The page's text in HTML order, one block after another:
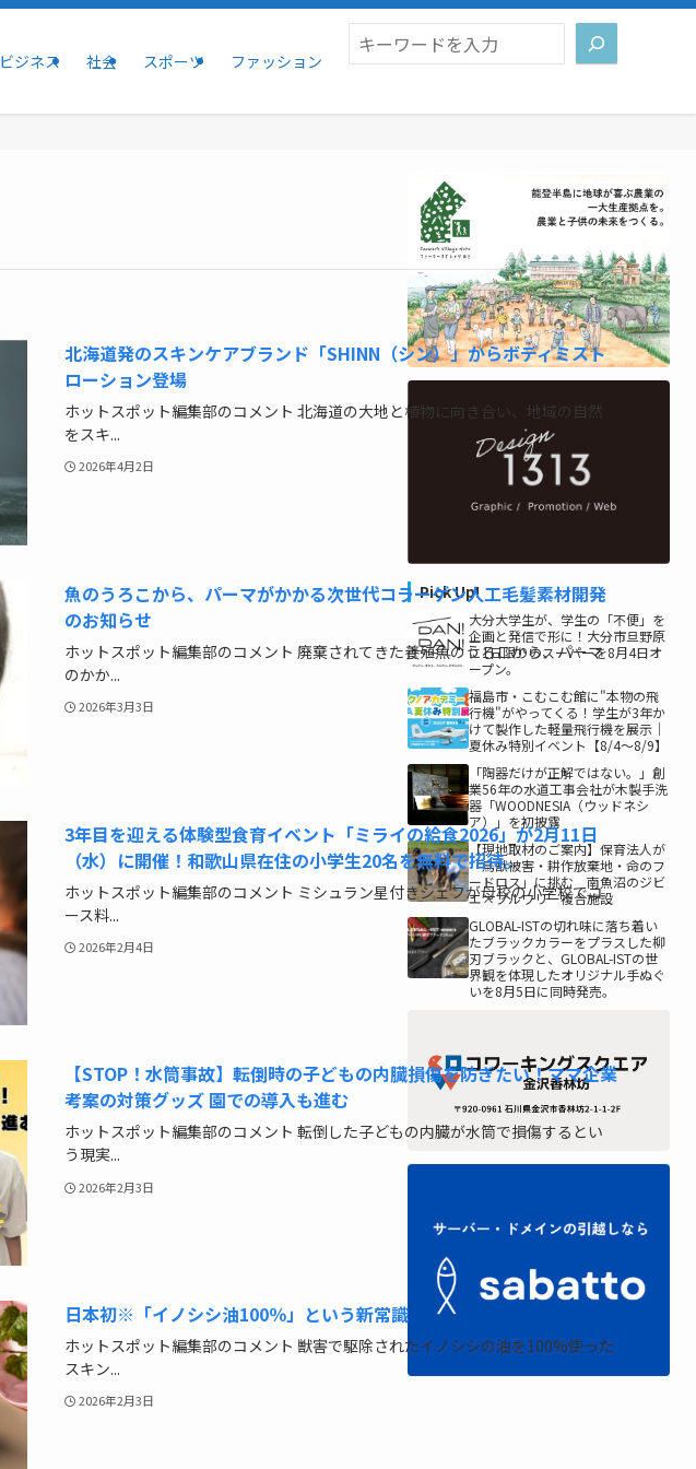
ビジネス 社会 スポーツ ファッション
検索
Pick Up!
大分大学生が、学生の「不便」を
企画と発信で形に！大分市旦野原
に1日限りのスーパーを8月4日オ
ープン。
福島市・こむこむ館に"本物の飛
行機"がやってくる！学生が3年か
けて製作した軽量飛行機を展示｜
夏休み特別イベント【8/4〜8/9】
「陶器だけが正解ではない。」創
業56年の水道工事会社が木製手洗
器「WOODNESIA（ウッドネシ
ア）」を初披露
【現地取材のご案内】保育法人が
「鳥獣被害・耕作放棄地・命のフ
ードロス」に挑む 南魚沼のジビ
エ×ブルワリー複合施設
GLOBAL-ISTの切れ味に落ち着い
たブラックカラーをプラスした柳
刃ブラックと、GLOBAL-ISTの世
界観を体現したオリジナル手ぬぐ
いを8月5日に同時発売。
北海道発のスキンケアブランド「SHINN（シン）」からボディミスト
ローション登場
ホットスポット編集部のコメント 北海道の大地と植物に向き合い、地域の自然
をスキ...
2026年4月2日
魚のうろこから、パーマがかかる次世代コラーゲン人工毛髪素材開発
のお知らせ
ホットスポット編集部のコメント 廃棄されてきた養殖魚のうろこから、パーマ
のかか...
2026年3月3日
3年目を迎える体験型食育イベント「ミライの給食2026」が2月11日
（水）に開催！和歌山県在住の小学生20名を無料で招待。
ホットスポット編集部のコメント ミシュラン星付きシェフが母校の小学校でコ
ース料...
2026年2月4日
【STOP！水筒事故】転倒時の子どもの内臓損傷を防ぎたい！ママ企業
考案の対策グッズ 園での導入も進む
ホットスポット編集部のコメント 転倒した子どもの内臓が水筒で損傷するとい
う現実...
2026年2月3日
日本初※「イノシシ油100％」という新常識
ホットスポット編集部のコメント 獣害で駆除されたイノシシの油を100%使った
スキン...
2026年2月3日